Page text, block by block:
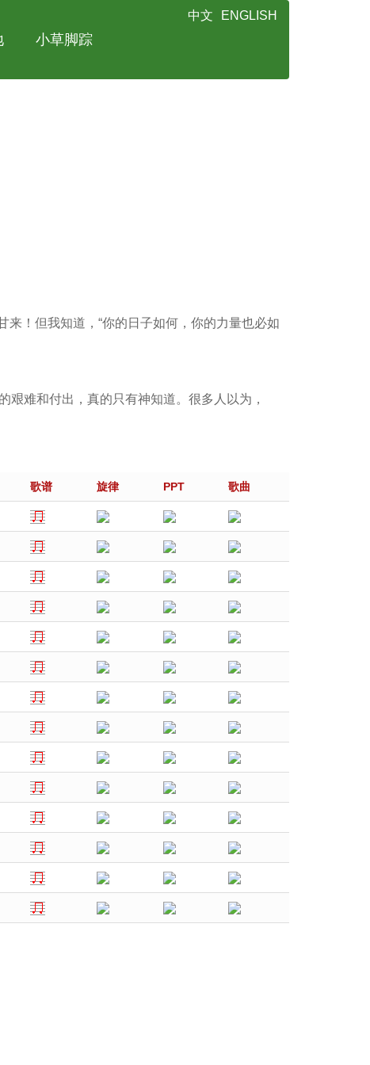
中文 ENGLISH
小草脚踪
！但我知道，“你的日子如何，你的力量也必如
艰难和付出，真的只有神知道。很多人以为，
歌谱 旋律 PPT 歌曲